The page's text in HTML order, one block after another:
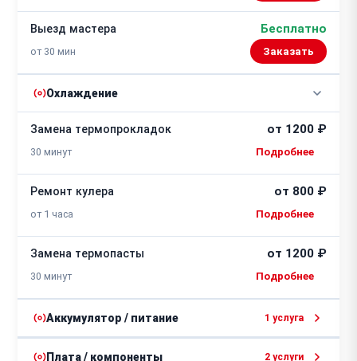
Выезд мастера
от 30 мин
Бесплатно
Заказать
Охлаждение
Замена термопрокладок
30 минут
от 1200 ₽
Ремонт кулера
от 1 часа
от 800 ₽
Замена термопасты
30 минут
от 1200 ₽
Аккумулятор / питание 1 услуга
Ремонт цепи питания от 1200 ₽
Плата / компоненты 2 услуги